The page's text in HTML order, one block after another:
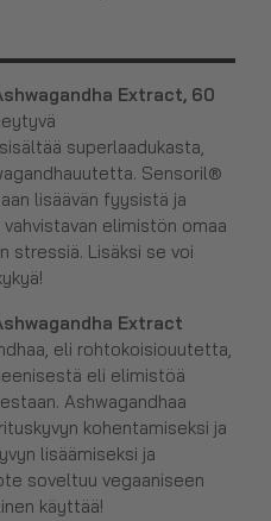
Extract, 60
superlaadukasta,
Sensoril®
lisäävän fyysistä ja
elimistön omaa
stressiä. Lisäksi se voi
Extract
eli rohtokoisiouutetta,
eli elimistöä
Ashwagandhaa
kohentamiseksi ja
lisäämiseksi ja
soveltuu vegaaniseen
käyttää!